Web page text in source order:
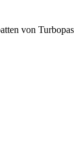
von